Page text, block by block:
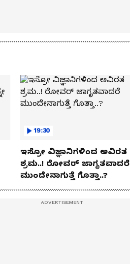
19:30
ಇಸ್ರೋ ವಿಜ್ಞಾನಿಗಳಿಂದ ಅವಿರತ
ಶ್ರಮ..! ರೋವರ್ ಜಾಗೃತವಾದರೆ
ಮುಂದೇನಾಗುತ್ತೆ ಗೊತ್ತಾ..?